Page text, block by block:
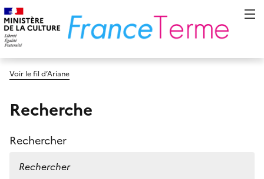
Voir le fil d’Ariane
Recherche
Rechercher